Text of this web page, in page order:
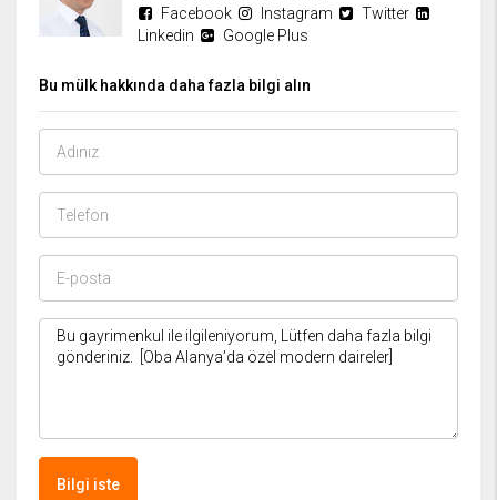
Facebook
Instagram
Twitter
Linkedin
Google Plus
Bu mülk hakkında daha fazla bilgi alın
Bilgi iste